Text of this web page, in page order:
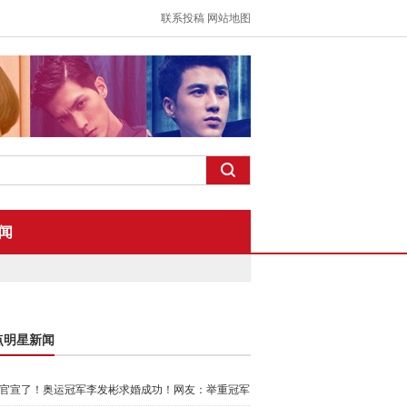
联系投稿 网站地图
明星新闻
官宣了！奥运冠军李发彬求婚成功！网友：举重冠军